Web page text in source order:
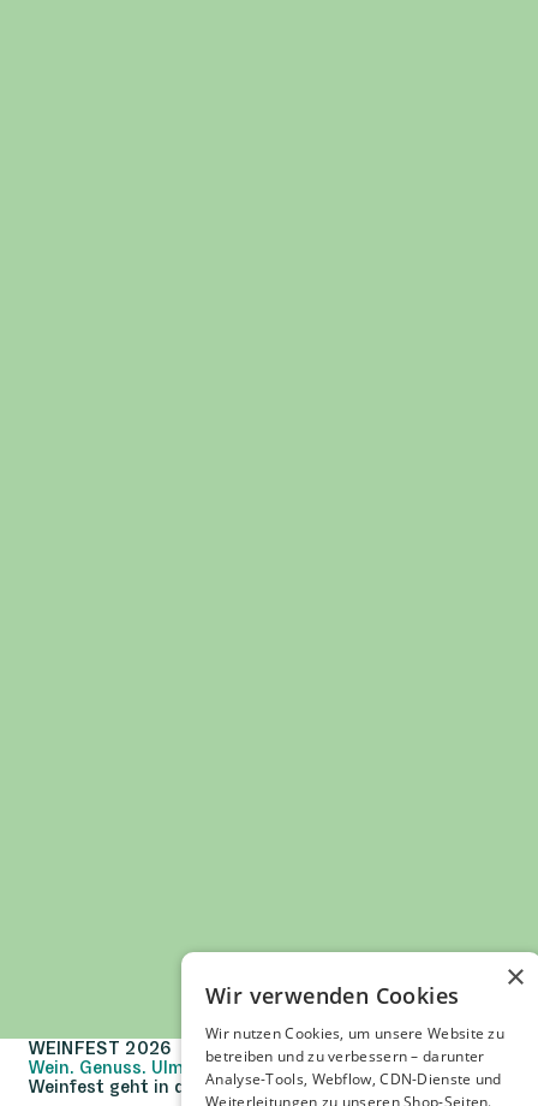
WEINFEST 2026
Wein. Genuss. Ulm.
Weinfest geht in die 20. Runde
×
Wir verwenden Cookies
Wir nutzen Cookies, um unsere Website zu
betreiben und zu verbessern – darunter
Analyse-Tools, Webflow, CDN-Dienste und
Weiterleitungen zu unseren Shop-Seiten.